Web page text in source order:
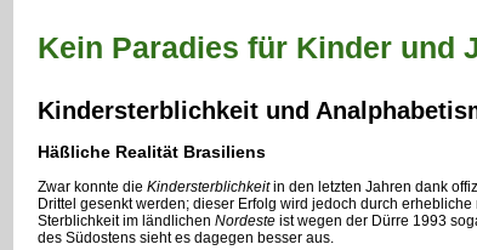
Kein Paradies für Kinder und
Kindersterblichkeit und
Häßliche Realität Brasiliens
Zwar konnte die Kindersterblichkeitin den letzten Jahren dank
Drittel gesenkt werden; dieser Erfolg wird jedoch durch
Sterblichkeit im ländlichen Nordeste ist wegen der Dürre 1993
des Südostens sieht es dagegen besser aus.